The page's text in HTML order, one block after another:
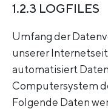
1.2.3 LOGFILES
Umfang der
unserer
automatisiert
Computersystem
Folgende Daten